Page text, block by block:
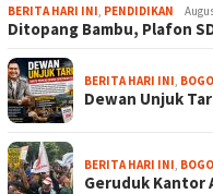
BERITA HARI INI, PENDIDIKAN
Ditopang Bambu, Plafon
BERITA HARI INI,
Dewan Unjuk
BERITA HARI INI,
Geruduk Kantor